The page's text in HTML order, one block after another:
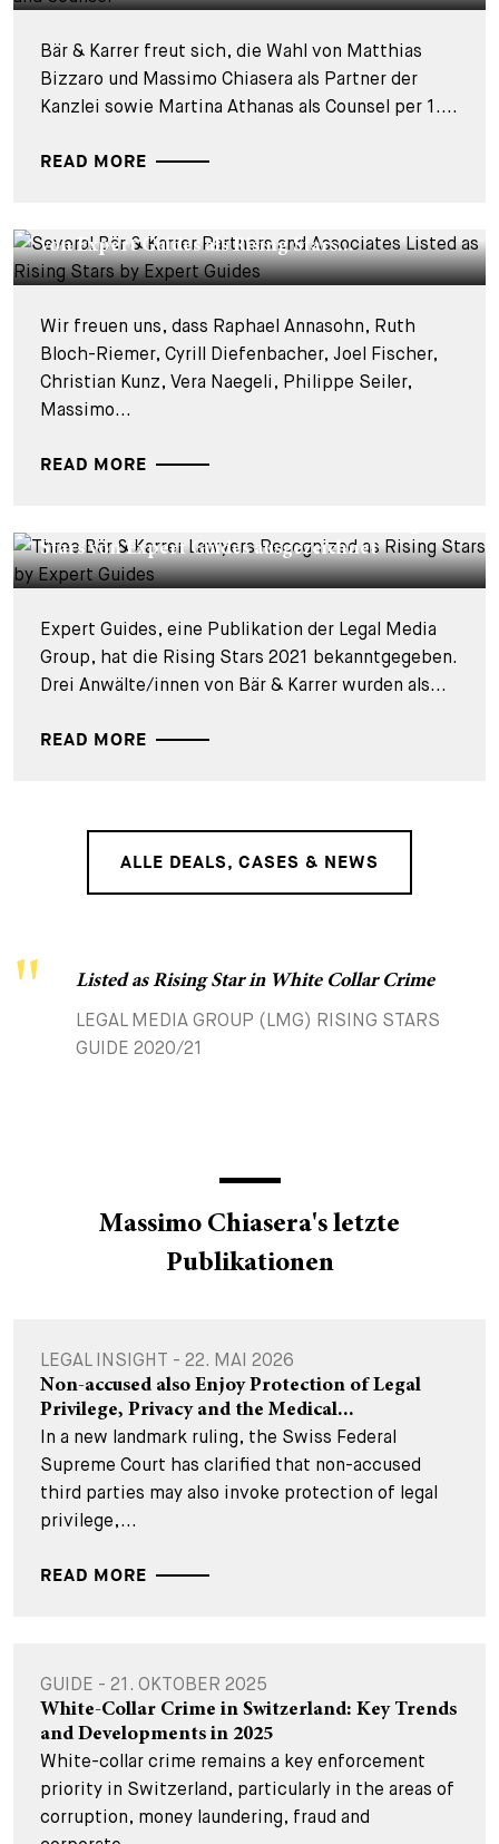
Bär & Karrer freut sich, die Wahl von Matthias
Bizzaro und Massimo Chiasera als Partner der
Kanzlei sowie Martina Athanas als Counsel per 1....
READ MORE
von Expert Guides als Rising Stars...
Wir freuen uns, dass Raphael Annasohn, Ruth
Bloch-Riemer, Cyrill Diefenbacher, Joel Fischer,
Christian Kunz, Vera Naegeli, Philippe Seiler,
Massimo...
READ MORE
Stars von Expert Guides ausgezeichnet
Expert Guides, eine Publikation der Legal Media
Group, hat die Rising Stars 2021 bekanntgegeben.
Drei Anwälte/innen von Bär & Karrer wurden als...
READ MORE
ALLE DEALS, CASES & NEWS
Listed as Rising Star in White Collar Crime
LEGAL MEDIA GROUP (LMG) RISING STARS
GUIDE 2020/21
Massimo Chiasera's letzte
Publikationen
LEGAL INSIGHT - 22. MAI 2026
Non-accused also Enjoy Protection of Legal
Privilege, Privacy and the Medical...
In a new landmark ruling, the Swiss Federal
Supreme Court has clarified that non-accused
third parties may also invoke protection of legal
privilege,...
READ MORE
GUIDE - 21. OKTOBER 2025
White-Collar Crime in Switzerland: Key Trends
and Developments in 2025
White-collar crime remains a key enforcement
priority in Switzerland, particularly in the areas of
corruption, money laundering, fraud and